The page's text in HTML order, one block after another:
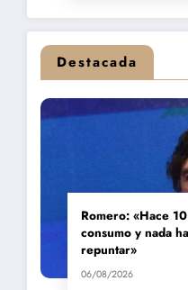
Destacada
Romero: «Hace
consumo y nada
repuntar»
06/08/2026